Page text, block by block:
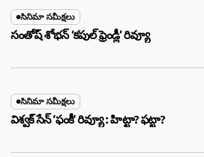
సినిమా సమీక్షలు
సంతోష్ శోభన్ ‘కపుల్ ఫ్రెండ్లీ’ రివ్యూ
సినిమా సమీక్షలు
విశ్వక్ సేన్ ‘ఫంకీ’ రివ్యూ : హిట్టా? ఫట్టా?